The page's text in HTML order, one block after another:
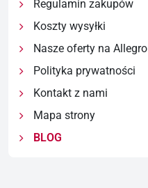
Regulamin zakupów
Koszty wysyłki
Nasze oferty na Allegro
Polityka prywatności
Kontakt z nami
Mapa strony
BLOG